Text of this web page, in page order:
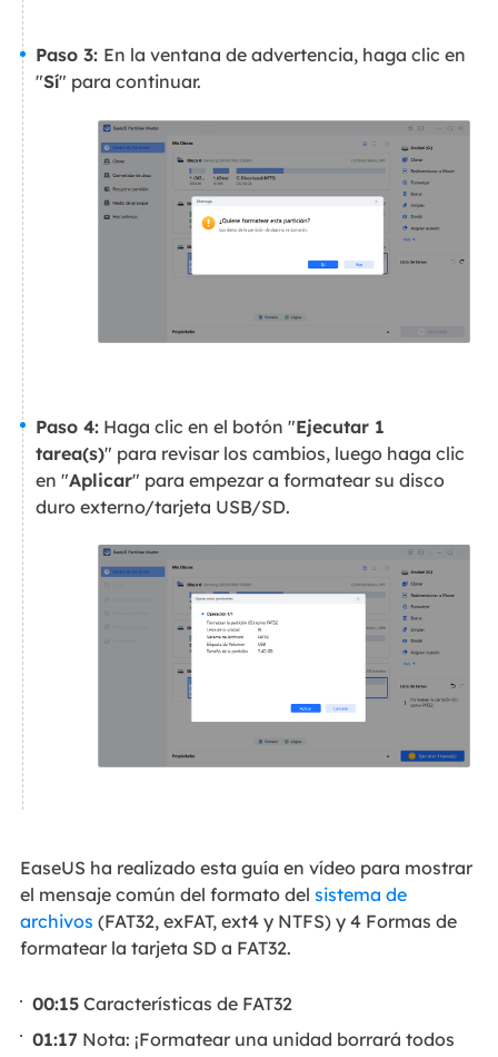
Paso 3: En la ventana de advertencia, haga clic en
"Sí" para continuar.
Paso 4:Haga clic en el botón "Ejecutar 1
tarea(s)" para revisar los cambios, luego haga clic
en "Aplicar" para empezar a formatear su disco
duro externo/tarjeta USB/SD.
EaseUS ha realizado esta guía en vídeo para mostrar
el mensaje común del formato del sistema de
archivos (FAT32, exFAT, ext4 y NTFS) y 4 Formas de
formatear la tarjeta SD a FAT32.
00:15 Características de FAT32
01:17 Nota: ¡Formatear una unidad borrará todos